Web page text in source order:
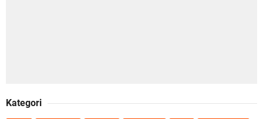
Kategori